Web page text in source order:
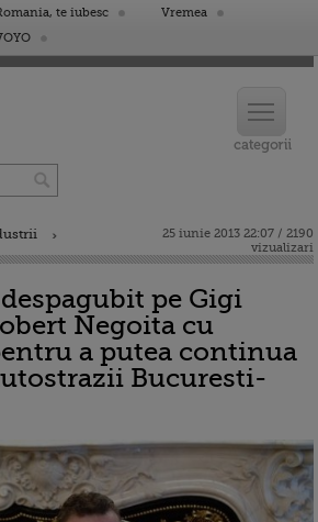
te iubesc
Vremea
25 iunie 2013 22:07 / 2190
vizualizari
pe Gigi
Negoita cu
a putea continua
Bucuresti-